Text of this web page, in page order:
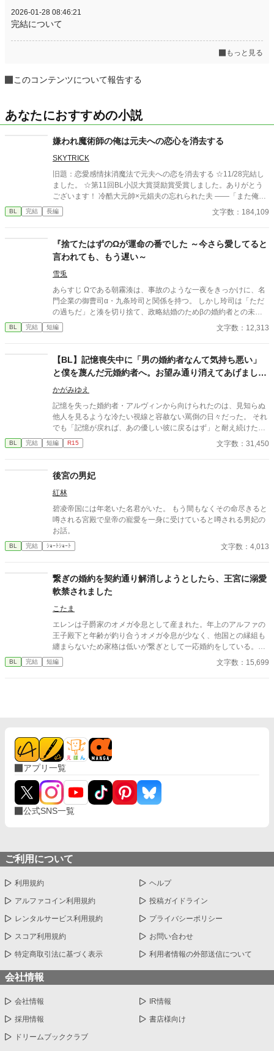
2026-01-28 08:46:21
完結について
もっと見る
このコンテンツについて報告する
あなたにおすすめの小説
嫌われ魔術師の俺は元夫への恋心を消去する
SKYTRICK
旧題：恋愛感情抹消魔法で元夫への恋を消去する ☆11/28完結し
ました。 ☆第11回BL小説大賞奨励賞受賞しました。ありがとう
ございます！ 冷酷大元帥×元娼夫の忘れられた夫 ——「また俺を
好きになるって言ったのに、嘘つき」 元娼夫で現魔術師であるエ
ディことサラは五年ぶりに祖国・ファルンに帰国した。しかし暫
るロイ・オークランスの使者が元帥命令を掲げてサラの元へやっ
てくる。 ロイ・オークランスの名を知らぬ者は世界でもそうそう
いない。魔族の血を引くロイは人間から畏怖を大いに集めながら
も、大将として国防戦争に打ち勝ち、たった二十九歳で大元帥と
して全軍のトップに立っている。 その元帥命令の内容というの
は、五年前に最愛の妻を亡くしたロイを、魔族への本能的な恐怖
を感じないサラが慰めろというものだった。 ロイは妻であるリ
ネ・オークランスを亡くし、悲しみに苛まれている。あまりの辛
さで『奥様』に関する記憶すら忘却してしまったらしい。半ば強
い」 噂通り冷酷なロイの口からは罵詈雑言が放たれた。ロイは穢
らわしい娼夫を睨みつけ去ってしまう。使者らは最愛の妻を亡く
い。 誰も、サラこそが五年前に亡くなった『奥様』であり、最愛
のその人であるとは気付いていないようだった。 しかし、最大の
問題は元夫に存在を忘れられていることではない。 サラが未だに
ロイを愛しているという事実だ。 仕方なく、『恋愛感情抹消魔
法』を己にかけることにするサラだが——…… ☆お読みくださり
ありがとうございます。良ければ感想などいただけるとパワーに
BL 完結 長編 文字数：184,109
『捨てたはずのΩが運命の番でした ～今さら愛してると
言われても、もう遅い～
雪兎
あらすじ Ωである朝霧湊は、事故のような一夜をきっかけに、名
門企業の御曹司α・九条玲司と関係を持つ。 しかし玲司は「ただ
の過ちだ」と湊を切り捨て、政略結婚のためβの婚約者との未来
を選んだ。 深く傷ついた湊は、彼の前から姿を消す。 数か月後―
―。 湊の身体は、これまで誰も知らなかった希少な『遅咲きΩ』
たと知る。 「戻ってきてくれ」 今さら必死に追いかけてくる玲
司。 だが湊の隣には、自分を支え続けてくれた医師のα・神崎伊
織がいた。 「あなたは俺を捨てたでしょう」 後悔に苦しむα、執
着する第二のα、そして希少Ωを巡る陰謀。 もう二度と傷つきた
くないΩが最後に選ぶ相手とは――。 捨てた側の後悔と執着が加
速する、すれ違いオメガバースBL。
BL 完結 短編 文字数：12,313
​【BL】記憶喪失中に「男の婚約者なんて気持ち悪い」
と僕を蔑んだ元婚約者へ。お望み通り消えてあげました
ので、今更記憶が戻ったと泣きつかれても
かがみゆえ
記憶を失った婚約者・アルヴィンから向けられたのは、見知らぬ
他人を見るような冷たい視線と容赦ない罵倒の日々だった。 それ
でも「記憶が戻れば、あの優しい彼に戻るはず」と耐え続けたニ
コラス。 しかし、アルヴィンがみんなの前でニコラスの手紙を破
りながら嘲笑した時、ついに限界を迎える。 「僕が愛したアルヴ
隣国へ留学することになった。 留学先で過去を乗り越え、新しい
幸福を掴んだニコラス。 そこへ「記憶が戻った」と涙を流すアル
ヴィンが現れるが、すでにニコラスの心には少しの情も残ってな
くて―――……。
BL 完結 短編 R15 文字数：31,450
後宮の男妃
紅林
碧凌帝国には年老いた名君がいた。 もう間もなくその命尽きると
噂される宮殿で皇帝の寵愛を一身に受けていると噂される男妃の
お話。
BL 完結 ｼｮｰﾄｼｮｰﾄ 文字数：4,013
繋ぎの婚約を契約通り解消しようとしたら、王宮に溺愛
軟禁されました
こたま
エレンは子爵家のオメガ令息として産まれた。年上のアルファの
王子殿下と年齢が釣り合うオメガ令息が少なく、他国との縁組も
纏まらないため家格は低いが繋ぎとして一応婚約をしている。王
子のことは兄のように慕っており、初恋の人ではあるけれど、契
約終了時期か王子に想い人が現れた時には解消されるものと考え
BL 完結 短編 文字数：15,699
アプリ一覧
公式SNS一覧
ご利用について
利用規約 ヘルプ
アルファコイン利用規約 投稿ガイドライン
レンタルサービス利用規約 プライバシーポリシー
スコア利用規約 お問い合わせ
特定商取引法に基づく表示 利用者情報の外部送信について
会社情報
会社情報 IR情報
採用情報 書店様向け
ドリームブッククラブ